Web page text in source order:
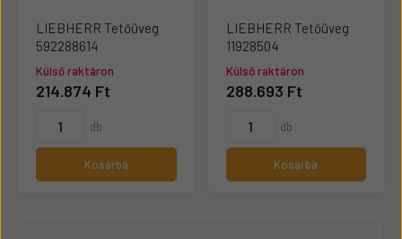
LIEBHERR Tetőüveg
592288614
Külső raktáron
214.874 Ft
db
Kosárba
LIEBHERR Tetőüveg
11928504
Külső raktáron
288.693 Ft
db
Kosárba